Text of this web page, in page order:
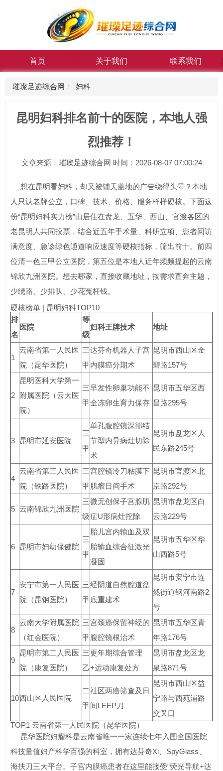
首页 关于我们 联系我们
璀璨足迹综合网 妇科
昆明妇科排名前十的医院，本地人强
烈推荐！
文章来源：璀璨足迹综合网 时间：2026-08-07 07:00:24
想在昆明看妇科，却又被铺天盖地的广告绕得头晕？本地
人只认老牌公立，口碑、技术、价格、服务样样硬核。下面这
份“昆明妇科实力榜”由居住在盘龙、五华、西山、官渡各区的
老昆明人共同投票，结合近五年手术量、科研立项、患者回访
满意度、急诊绿色通道响应速度等硬核指标，筛出前十。前四
位清一色三甲公立医院，第五位是本地人近年频频提起的云南
锦欣九洲医院。想去哪家，直接收藏地址，按需求直奔主题，
少绕路、少排队、少花冤枉钱。
硬核榜单 | 昆明妇科TOP10
排
名
医院
等
级
妇科王牌技术 地址
1
云南省第一人民医
院（昆华医院）
三
甲
达芬奇机器人子宫
内膜癌分期术
昆明市西山区金
碧路157号
2
昆明医科大学第一
附属医院（云大医
院）
三
甲
早发性卵巢功能不
全冻卵生育力保存
昆明市五华区西
昌路295号
3 昆明市延安医院
三
甲
单孔腹腔镜深部结
节型内异病灶切除
术
昆明市盘龙区人
民东路245号
4
云南省第三人民医
院（铁路医院）
三
甲
宫腔镜冷刀粘膜下
肌瘤日间手术
昆明市官渡区北
京路292号
5 云南锦欣九洲医院
三
级
微无创保子宫腺肌
症U形病灶挖除
昆明市盘龙区白
云路229号
6 昆明市妇幼保健院
三
甲
胎儿宫内输血及双
胎输血综合征激光
凝固
昆明市五华区华
山西路5号
7
安宁市第一人民医
院（昆钢医院）
三
甲
经阴道自然腔道盆
底重建术
昆明市安宁市连
然街道钢河南路2
号
8
云南大学附属医院
（红会医院）
三
甲
宫颈癌保留神经的
腹腔镜根治术
昆明市五华区青
年路176号
9
昆明市第二人民医
院（康复医院）
三
乙
更年期综合管理
+运动康复处方
昆明市盘龙区龙
泉路871号
10西山区人民医院
二
甲
社区两癌筛查及日
间LEEP刀
昆明市西山区益
宁路与西苑浦路
交叉口
TOP1 云南省第一人民医院（昆华医院）
昆华医院妇瘤科是云南省唯一一家连续七年入围全国医院
科技量值妇产科学百强的科室，拥有达芬奇Xi、SpyGlass、
海扶刀三大平台。子宫内膜癌患者在这里能接受“荧光导航+达